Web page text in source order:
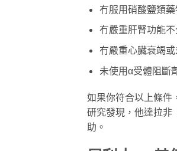
冇服用硝酸鹽類
冇嚴重肝腎功能不
冇嚴重心臟衰竭
未使用α受體阻斷
如果你符合以上條件
研究發現，他達拉非
助。